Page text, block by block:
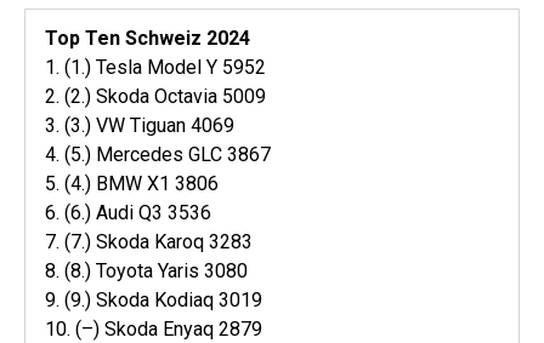
Top Ten Schweiz 2024
1. (1.) Tesla Model Y 5952
2. (2.) Skoda Octavia 5009
3. (3.) VW Tiguan 4069
4. (5.) Mercedes GLC 3867
5. (4.) BMW X1 3806
6. (6.) Audi Q3 3536
7. (7.) Skoda Karoq 3283
8. (8.) Toyota Yaris 3080
9. (9.) Skoda Kodiaq 3019
10. (–) Skoda Enyaq 2879